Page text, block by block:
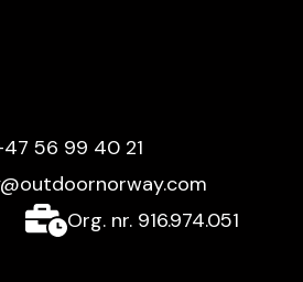
56 99 40 21
Org. nr. 916.974.051